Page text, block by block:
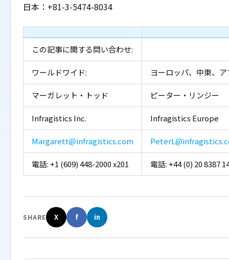
日本：+81-3-5474-8034
この記事に関する問い合わせ:
ワールドワイド: ヨーロッパ、中東、
マーガレット・トッド ピーター・リンジー
Infragistics Inc. Infragistics Europe
Margarett@infragistics.com
電話: +1 (609) 448-2000 x201 電話: +44 (0) 20 8387
SHARE X f in